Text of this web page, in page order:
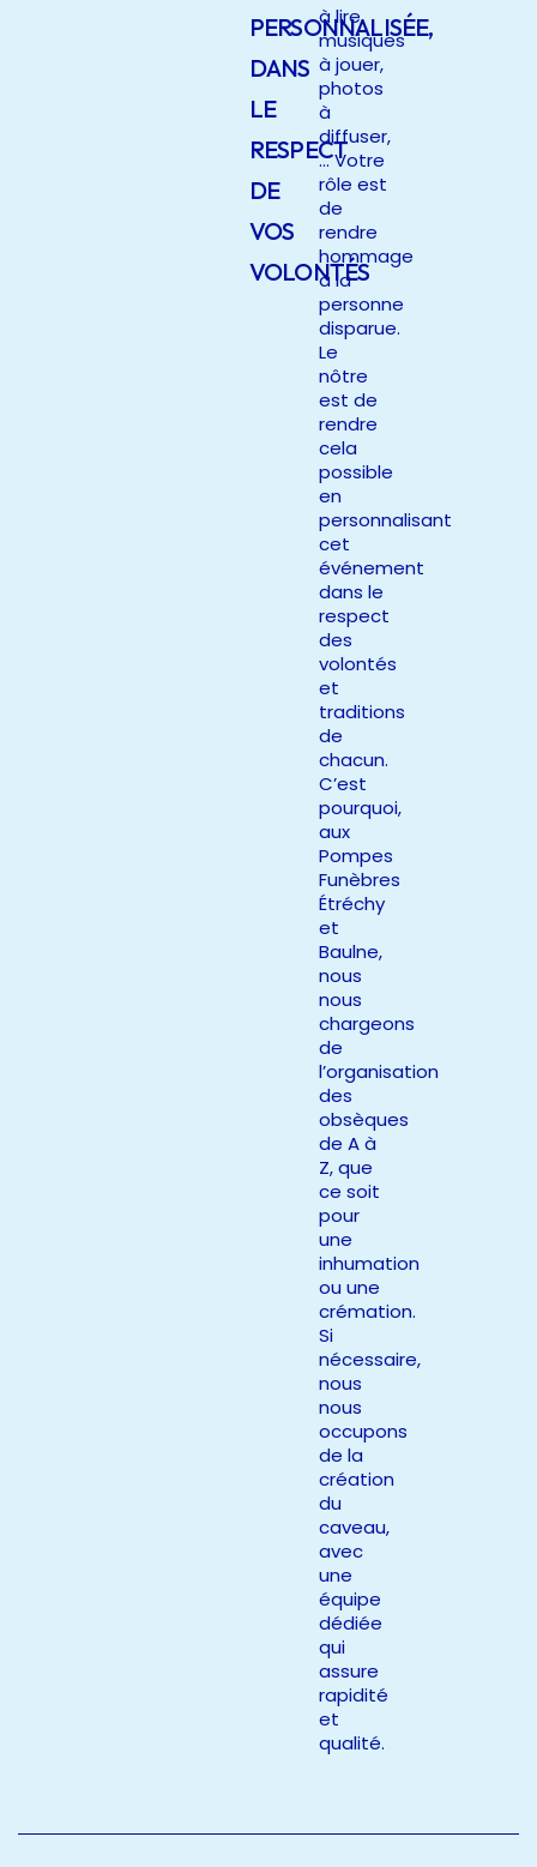
PERSONNALISÉE,
DANS
LE
RESPECT
DE
VOS
VOLONTÉS
à lire,
musiques
à jouer,
photos
à
diffuser,
… Votre
rôle est
de
rendre
hommage
à la
personne
disparue.
Le
nôtre
est de
rendre
cela
possible
en
personnalisant
cet
événement
dans le
respect
des
volontés
et
traditions
de
chacun.
C’est
pourquoi,
aux
Pompes
Funèbres
Étréchy
et
Baulne,
nous
nous
chargeons
de
l’organisation
des
obsèques
de A à
Z, que
ce soit
pour
une
inhumation
ou une
crémation.
Si
nécessaire,
nous
nous
occupons
de la
création
du
caveau,
avec
une
équipe
dédiée
qui
assure
rapidité
et
qualité.